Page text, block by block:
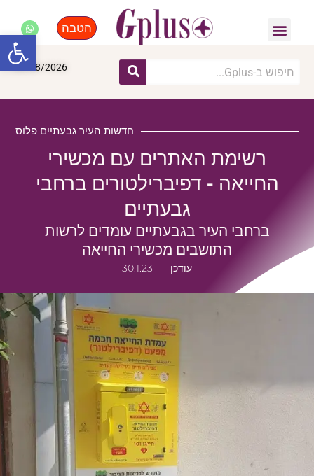
הטבה
06/08/2026
חדשות העיר גבעתיים פלוס
רשימת האתרים עם מכשירי
החייאה - דפיברילטורים ברחבי
גבעתיים
ברחבי העיר בגבעתיים עומדים לרשות
התושבים מכשירי החייאה
עודכן 30.1.23
פתח